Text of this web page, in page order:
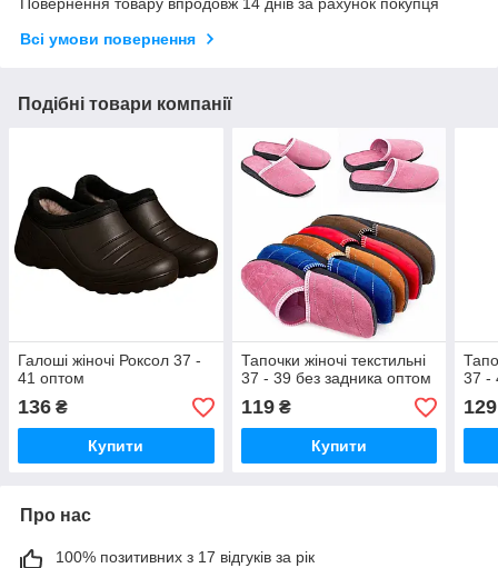
Всі умови повернення
Подібні товари компанії
Галоші жіночі Роксол 37 -
41 оптом
136 ₴
Купити
Тапочки жіночі текстильні
37 - 39 без задника оптом
119₴
Купити
37 -
129
Про нас
100% позитивних з 17 відгуків за рік